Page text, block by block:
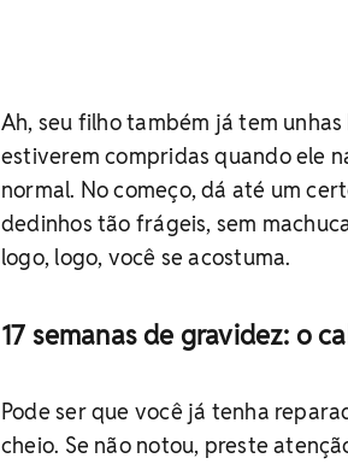
Ah, seu filho também já tem
estiverem compridas quando ele
normal. No começo, dá até um
dedinhos tão frágeis, sem
logo, logo, você se acostuma.
17 semanas de gravidez: o
Pode ser que você já tenha
cheio. Se não notou, preste